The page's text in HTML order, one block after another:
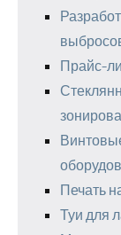
Прайс-
Печать
Туи для